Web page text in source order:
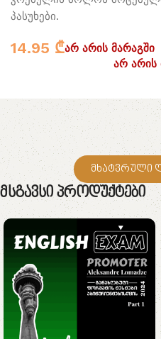
პასუხები.
14.95 ₾არ არის მარაგში
არ არის
მხატვრული
Მსგავსი Პროდუქტები